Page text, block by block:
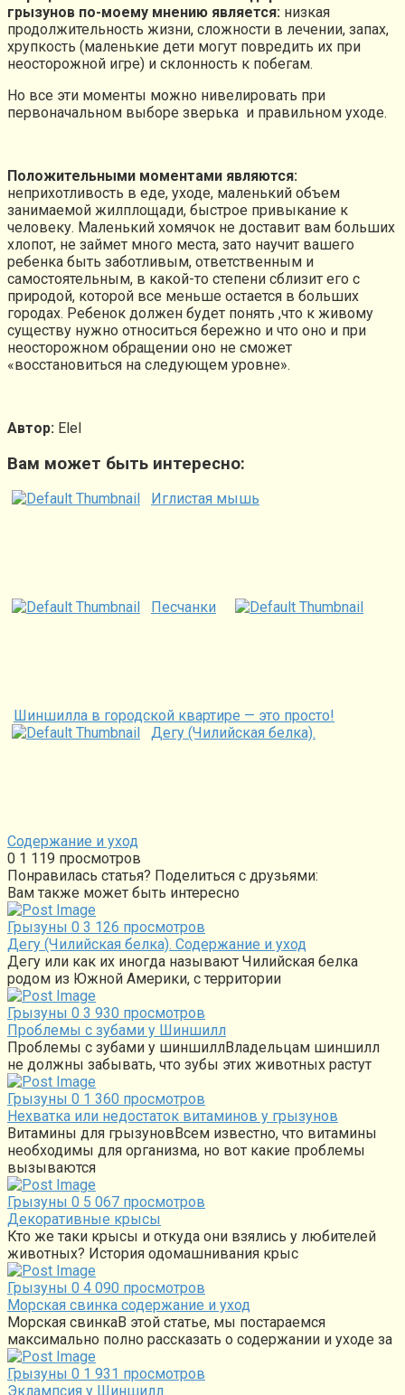
грызунов по-моему мнению является: низкая
продолжительность жизни, сложности в лечении, запах,
хрупкость (маленькие дети могут повредить их при
неосторожной игре) и склонность к побегам.
Но все эти моменты можно нивелировать при
первоначальном выборе зверька и правильном уходе.
Положительными моментами являются:
неприхотливость в еде, уходе, маленький объем
занимаемой жилплощади, быстрое привыкание к
человеку. Маленький хомячок не доставит вам больших
хлопот, не займет много места, зато научит вашего
ребенка быть заботливым, ответственным и
самостоятельным, в какой-то степени сблизит его с
природой, которой все меньше остается в больших
городах. Ребенок должен будет понять ,что к живому
существу нужно относиться бережно и что оно и при
неосторожном обращении оно не сможет
«восстановиться на следующем уровне».
Автор: Elel
Вам может быть интересно:
Иглистая мышь
Песчанки
Шиншилла в городской квартире — это просто!
Дегу (Чилийская белка).
Содержание и уход
0 1 119 просмотров
Понравилась статья? Поделиться с друзьями:
Вам также может быть интересно
Грызуны 0 3 126 просмотров
Дегу (Чилийская белка). Содержание и уход
Дегу или как их иногда называют Чилийская белка
родом из Южной Америки, с территории
Грызуны 0 3 930 просмотров
Проблемы с зубами у Шиншилл
Проблемы с зубами у шиншиллВладельцам шиншилл
не должны забывать, что зубы этих животных растут
Грызуны 0 1 360 просмотров
Нехватка или недостаток витаминов у грызунов
Витамины для грызуновВсем известно, что витамины
необходимы для организма, но вот какие проблемы
вызываются
Грызуны 0 5 067 просмотров
Декоративные крысы
Кто же таки крысы и откуда они взялись у любителей
животных? История одомашнивания крыс
Грызуны 0 4 090 просмотров
Морская свинка содержание и уход
Морская свинкаВ этой статье, мы постараемся
максимально полно рассказать о содержании и уходе за
Грызуны 0 1 931 просмотров
Эклампсия у Шиншилл